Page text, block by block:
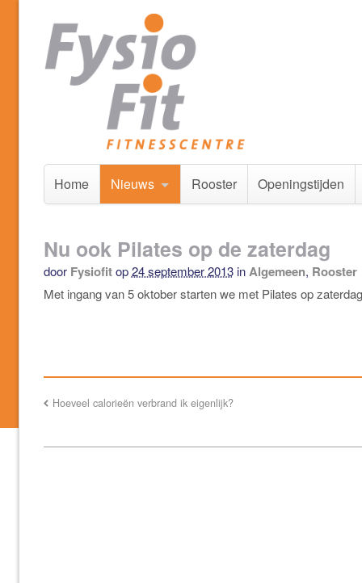
Home Nieuws Rooster Openingstijden
Nu ook Pilates op de zaterdag
door Fysiofit op 24 september 2013 in Algemeen, Rooster
Met ingang van 5 oktober starten we met Pilates op
Hoeveel calorieën verbrand ik eigenlijk?